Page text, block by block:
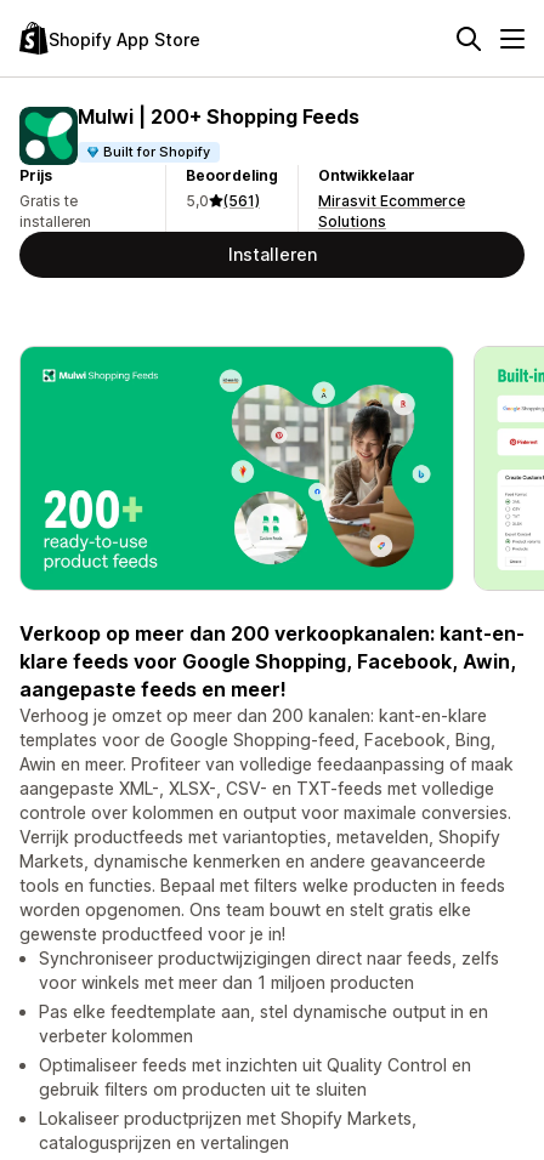
Shopify App Store
Mulwi | 200+ Shopping Feeds
Built for Shopify
Prijs
Gratis te
installeren
Beoordeling
5,0
(561)
Ontwikkelaar
Mirasvit Ecommerce
Solutions
Installeren
Verkoop op meer dan 200 verkoopkanalen: kant-en-
klare feeds voor Google Shopping, Facebook, Awin,
aangepaste feeds en meer!
Verhoog je omzet op meer dan 200 kanalen: kant-en-klare
templates voor de Google Shopping-feed, Facebook, Bing,
Awin en meer. Profiteer van volledige feedaanpassing of maak
aangepaste XML-, XLSX-, CSV- en TXT-feeds met volledige
controle over kolommen en output voor maximale conversies.
Verrijk productfeeds met variantopties, metavelden, Shopify
Markets, dynamische kenmerken en andere geavanceerde
tools en functies. Bepaal met filters welke producten in feeds
worden opgenomen. Ons team bouwt en stelt gratis elke
gewenste productfeed voor je in!
Synchroniseer productwijzigingen direct naar feeds, zelfs
voor winkels met meer dan 1 miljoen producten
Pas elke feedtemplate aan, stel dynamische output in en
verbeter kolommen
Optimaliseer feeds met inzichten uit Quality Control en
gebruik filters om producten uit te sluiten
Lokaliseer productprijzen met Shopify Markets,
catalogusprijzen en vertalingen